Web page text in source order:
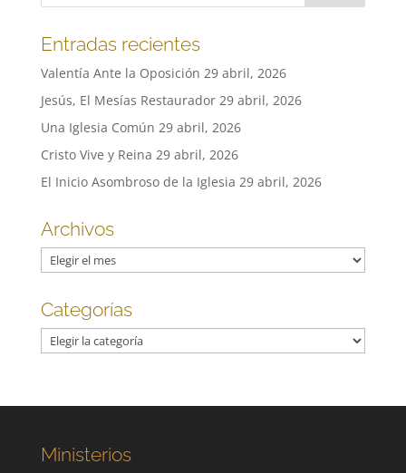
Entradas recientes
Valentía Ante la Oposición 29 abril, 2026
Jesús, El Mesías Restaurador 29 abril, 2026
Una Iglesia Común 29 abril, 2026
Cristo Vive y Reina 29 abril, 2026
El Inicio Asombroso de la Iglesia 29 abril, 2026
Archivos
Archivos
Categorías
Categorías
Ministerios